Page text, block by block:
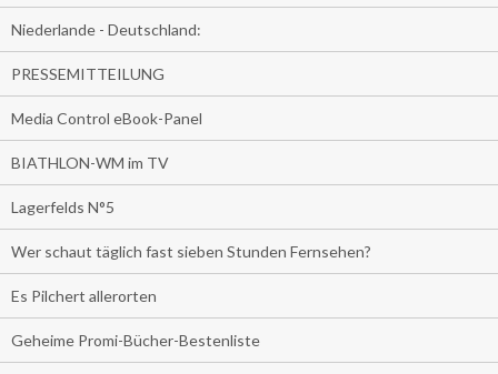
Niederlande - Deutschland:
PRESSEMITTEILUNG
Media Control eBook-Panel
BIATHLON-WM im TV
Lagerfelds N°5
Wer schaut täglich fast sieben Stunden Fernsehen?
Es Pilchert allerorten
Geheime Promi-Bücher-Bestenliste